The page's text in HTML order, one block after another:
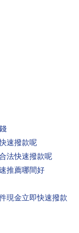
速撥款呢
法快速撥款呢
推薦哪間好
現金立即快速撥款